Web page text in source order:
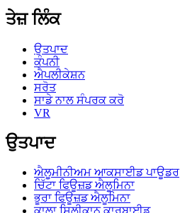
ਤੇਜ਼ ਲਿੰਕ
ਉਤਪਾਦ
ਕੰਪਨੀ
ਐਪਲੀਕੇਸ਼ਨ
ਸਰੋਤ
ਸਾਡੇ ਨਾਲ ਸੰਪਰਕ ਕਰੋ
VR
ਉਤਪਾਦ
ਐਲੂਮੀਨੀਅਮ ਆਕਸਾਈਡ ਪਾਊਡਰ
ਚਿੱਟਾ ਫਿਊਜ਼ਡ ਐਲੂਮਿਨਾ
ਭੂਰਾ ਫਿਊਜ਼ਡ ਐਲੂਮਿਨਾ